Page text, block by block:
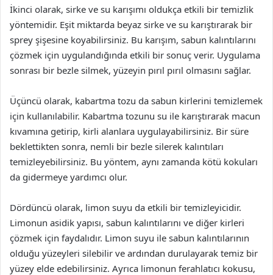
İkinci olarak, sirke ve su karışımı oldukça etkili bir temizlik
yöntemidir. Eşit miktarda beyaz sirke ve su karıştırarak bir
sprey şişesine koyabilirsiniz. Bu karışım, sabun kalıntılarını
çözmek için uygulandığında etkili bir sonuç verir. Uygulama
sonrası bir bezle silmek, yüzeyin pırıl pırıl olmasını sağlar.
Üçüncü olarak, kabartma tozu da sabun kirlerini temizlemek
için kullanılabilir. Kabartma tozunu su ile karıştırarak macun
kıvamına getirip, kirli alanlara uygulayabilirsiniz. Bir süre
beklettikten sonra, nemli bir bezle silerek kalıntıları
temizleyebilirsiniz. Bu yöntem, aynı zamanda kötü kokuları
da gidermeye yardımcı olur.
Dördüncü olarak, limon suyu da etkili bir temizleyicidir.
Limonun asidik yapısı, sabun kalıntılarını ve diğer kirleri
çözmek için faydalıdır. Limon suyu ile sabun kalıntılarının
olduğu yüzeyleri silebilir ve ardından durulayarak temiz bir
yüzey elde edebilirsiniz. Ayrıca limonun ferahlatıcı kokusu,